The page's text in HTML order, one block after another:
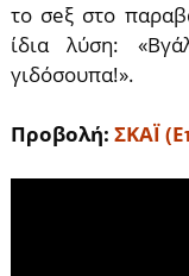
το σeξ στο
ίδια λύση:
γιδόσουπα!».
Προβολή: ΣΚΑΪ